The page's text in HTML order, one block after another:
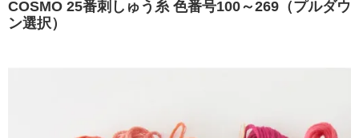
COSMO 25番刺しゅう糸 色番号100～269（プルダウ
ン選択）